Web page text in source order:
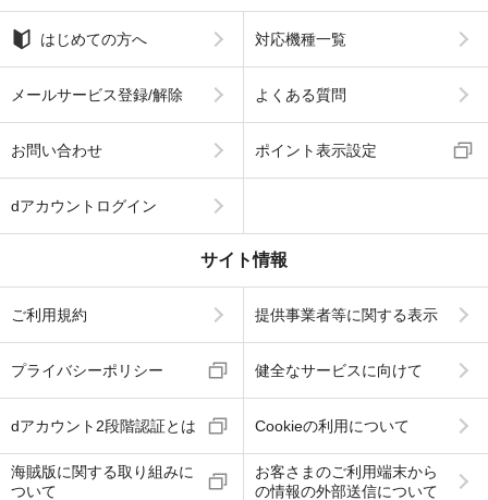
はじめての方へ 対応機種一覧
メールサービス登録/解除 よくある質問
お問い合わせ ポイント表示設定
dアカウントログイン
サイト情報
ご利用規約 提供事業者等に関する表示
プライバシーポリシー 健全なサービスに向けて
dアカウント2段階認証とは Cookieの利用について
海賊版に関する取り組みに
ついて
お客さまのご利用端末から
の情報の外部送信について